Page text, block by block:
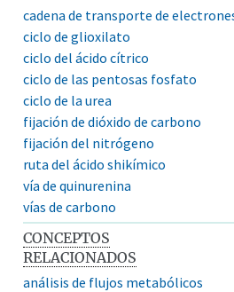
cadena de transporte de
ciclo de glioxilato
ciclo del ácido cítrico
ciclo de las pentosas fosfato
ciclo de la urea
fijación de dióxido de carbono
fijación del nitrógeno
ruta del ácido shikímico
vía de quinurenina
vías de carbono
CONCEPTOS
RELACIONADOS
análisis de flujos metabólicos